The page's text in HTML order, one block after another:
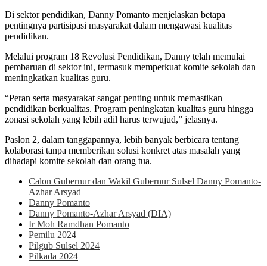
Di sektor pendidikan, Danny Pomanto menjelaskan betapa
pentingnya partisipasi masyarakat dalam mengawasi kualitas
pendidikan.
Melalui program 18 Revolusi Pendidikan, Danny telah memulai
pembaruan di sektor ini, termasuk memperkuat komite sekolah dan
meningkatkan kualitas guru.
“Peran serta masyarakat sangat penting untuk memastikan
pendidikan berkualitas. Program peningkatan kualitas guru hingga
zonasi sekolah yang lebih adil harus terwujud,” jelasnya.
Paslon 2, dalam tanggapannya, lebih banyak berbicara tentang
kolaborasi tanpa memberikan solusi konkret atas masalah yang
dihadapi komite sekolah dan orang tua.
Calon Gubernur dan Wakil Gubernur Sulsel Danny Pomanto-
Azhar Arsyad
Danny Pomanto
Danny Pomanto-Azhar Arsyad (DIA)
Ir Moh Ramdhan Pomanto
Pemilu 2024
Pilgub Sulsel 2024
Pilkada 2024